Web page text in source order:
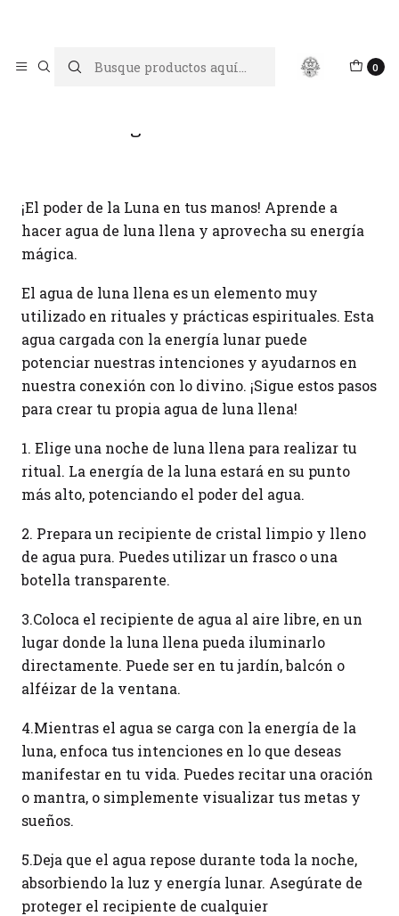
0
Inicio Blog Agua de luna llena
¡El poder de la Luna en tus manos! Aprende a
hacer agua de luna llena y aprovecha su energía
mágica.
El agua de luna llena es un elemento muy
utilizado en rituales y prácticas espirituales. Esta
agua cargada con la energía lunar puede
potenciar nuestras intenciones y ayudarnos en
nuestra conexión con lo divino. ¡Sigue estos pasos
para crear tu propia agua de luna llena!
1. Elige una noche de luna llena para realizar tu
ritual. La energía de la luna estará en su punto
más alto, potenciando el poder del agua.
2. Prepara un recipiente de cristal limpio y lleno
de agua pura. Puedes utilizar un frasco o una
botella transparente.
3.Coloca el recipiente de agua al aire libre, en un
lugar donde la luna llena pueda iluminarlo
directamente. Puede ser en tu jardín, balcón o
alféizar de la ventana.
4.Mientras el agua se carga con la energía de la
luna, enfoca tus intenciones en lo que deseas
manifestar en tu vida. Puedes recitar una oración
o mantra, o simplemente visualizar tus metas y
sueños.
5.Deja que el agua repose durante toda la noche,
absorbiendo la luz y energía lunar. Asegúrate de
proteger el recipiente de cualquier